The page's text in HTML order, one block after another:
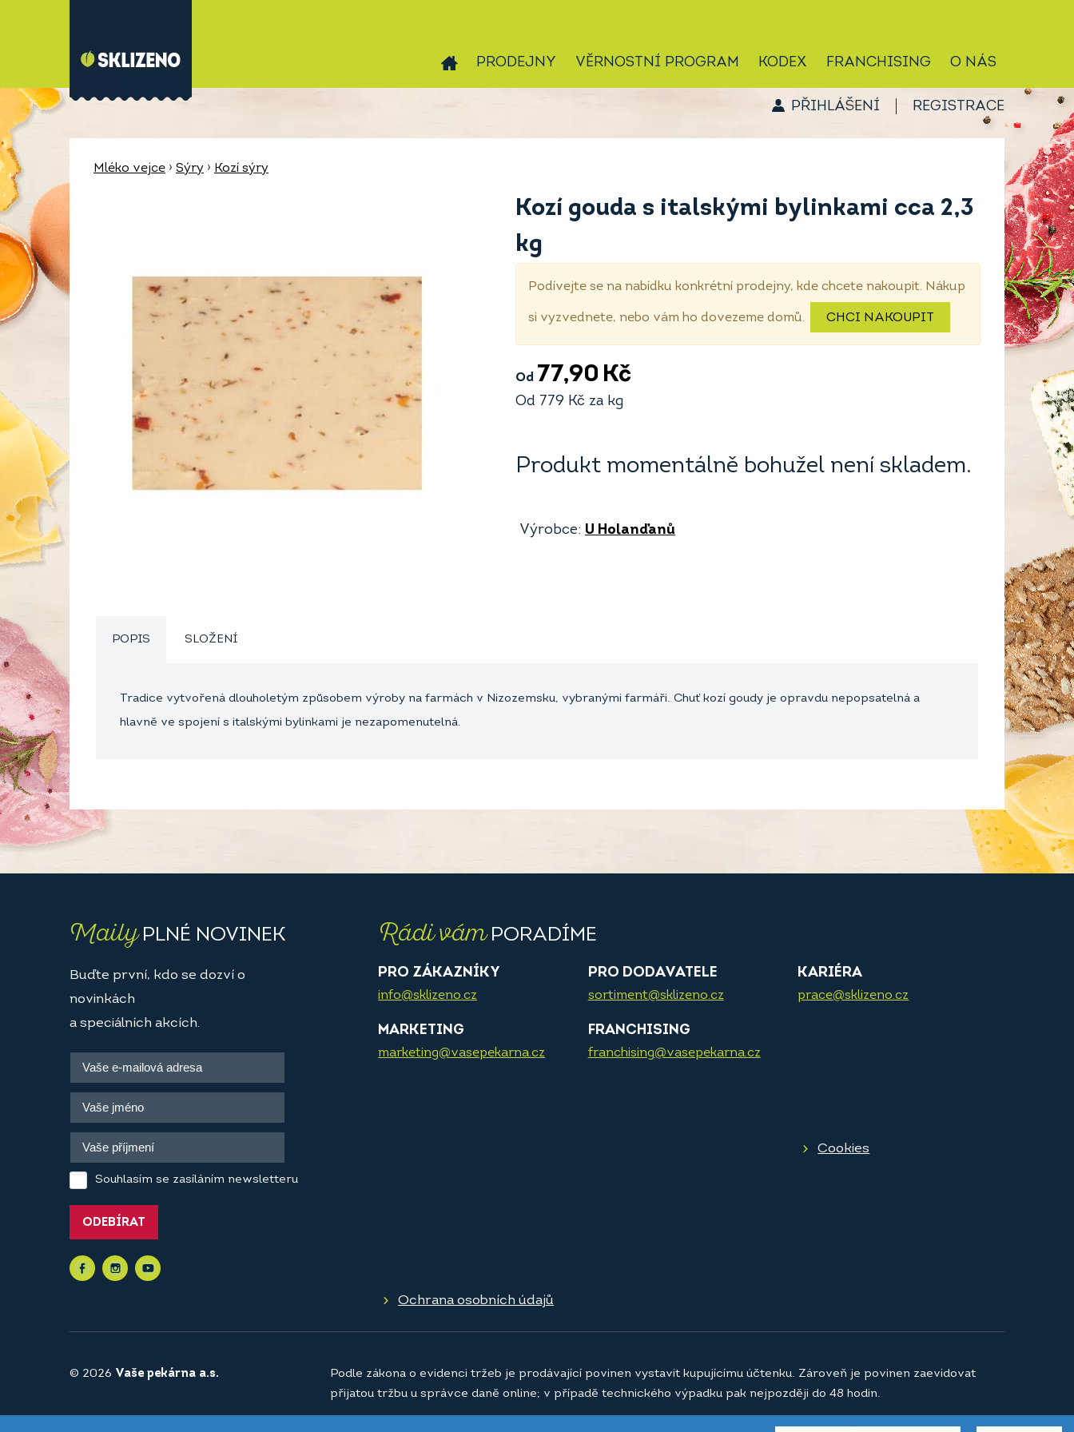
PRODEJNY VĚRNOSTNÍ PROGRAM KODEX FRANCHISING O NÁS
PŘIHLÁŠENÍ REGISTRACE
Mléko vejce › Sýry › Kozí sýry
Kozí gouda s italskými bylinkami cca 2,3
kg
Podívejte se na nabídku konkrétní prodejny, kde chcete nakoupit. Nákup
si vyzvednete, nebo vám ho dovezeme domů. CHCI NAKOUPIT
Od 77,90 Kč
Od 779 Kč za kg
Produkt momentálně bohužel není skladem.
Výrobce: U Holanďanů
POPIS SLOŽENÍ
Tradice vytvořená dlouholetým způsobem výroby na farmách v Nizozemsku, vybranými farmáři. Chuť kozí goudy je opravdu nepopsatelná a
hlavně ve spojení s italskými bylinkami je nezapomenutelná.
MailyPLNÉ NOVINEK
Buďte první, kdo se dozví o
novinkách
a speciálních akcích.
Souhlasím se zasíláním newsletteru
ODEBÍRAT
Rádi vámPORADÍME
PRO ZÁKAZNÍKY
info@sklizeno.cz
PRO DODAVATELE
sortiment@sklizeno.cz
KARIÉRA
prace@sklizeno.cz
MARKETING
marketing@vasepekarna.cz
FRANCHISING
franchising@vasepekarna.cz
Cookies
Ochrana osobních údajů
© 2026 Vaše pekárna a.s.
Podle zákona o evidenci tržeb je prodávající povinen vystavit kupujícímu účtenku. Zároveň je povinen zaevidovat
přijatou tržbu u správce daně online; v případě technického výpadku pak nejpozději do 48 hodin.